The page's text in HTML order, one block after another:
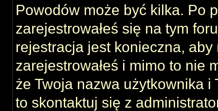
Powodów może być kilka. Po
zarejestrowałeś się na tym
rejestracja jest konieczna,
zarejestrowałeś i mimo to nie
że Twoja nazwa użytkownika i
to skontaktuj się z